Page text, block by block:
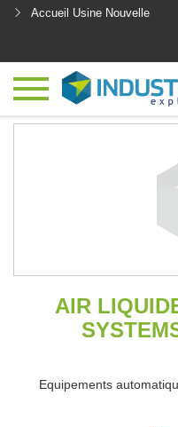
Accueil Usine Nouvelle
AIR
Equipements